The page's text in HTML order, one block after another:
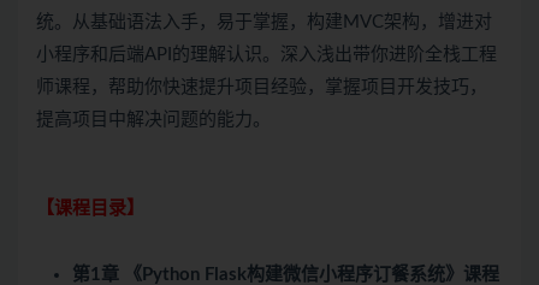
统。从基础语法入手，易于掌握，构建MVC架构，增进对
小程序和后端API的理解认识。深入浅出带你进阶全栈工程
师课程，帮助你快速提升项目经验，掌握项目开发技巧，
提高项目中解决问题的能力。
【课程目录】
第1章 《Python Flask构建微信小程序订餐系统》课程